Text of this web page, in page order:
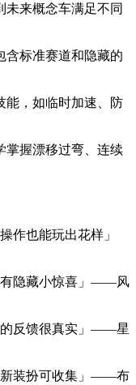
未来概念车满足不同
含标准赛道和隐藏的
能，如临时加速、防
掌握漂移过弯、连续
作也能玩出花样」
有隐藏小惊喜」——风
的反馈很真实」——星
新装扮可收集」——布